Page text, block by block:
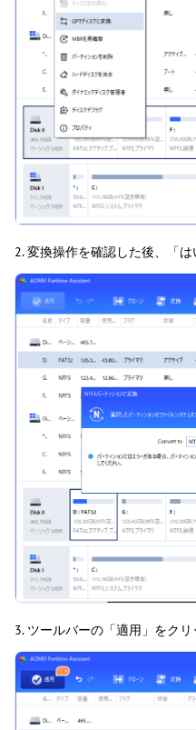
2. 変換操作を確認した後、「
3. ツールバーの「適用」をクリ